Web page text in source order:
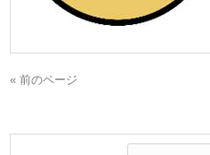
« 前のページ